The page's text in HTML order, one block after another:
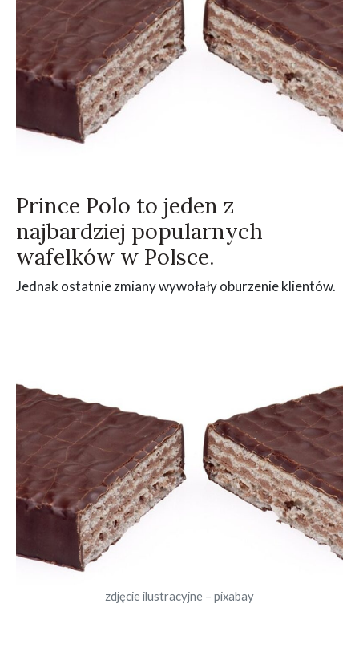
Prince Polo to jeden z
najbardziej popularnych
wafelków w Polsce.
Jednak ostatnie zmiany wywołały oburzenie klientów.
zdjęcie ilustracyjne – pixabay